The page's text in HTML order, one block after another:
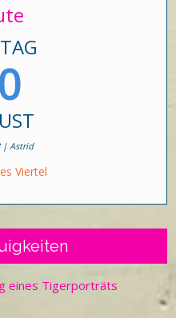
| Astrid
Viertel
eines Tigerporträts